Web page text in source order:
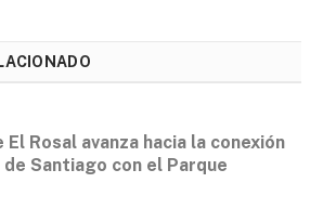
Rosal avanza hacia la conexión
Santiago con el Parque